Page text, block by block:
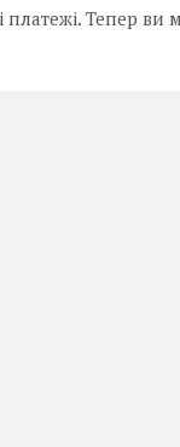
платежі. Тепер